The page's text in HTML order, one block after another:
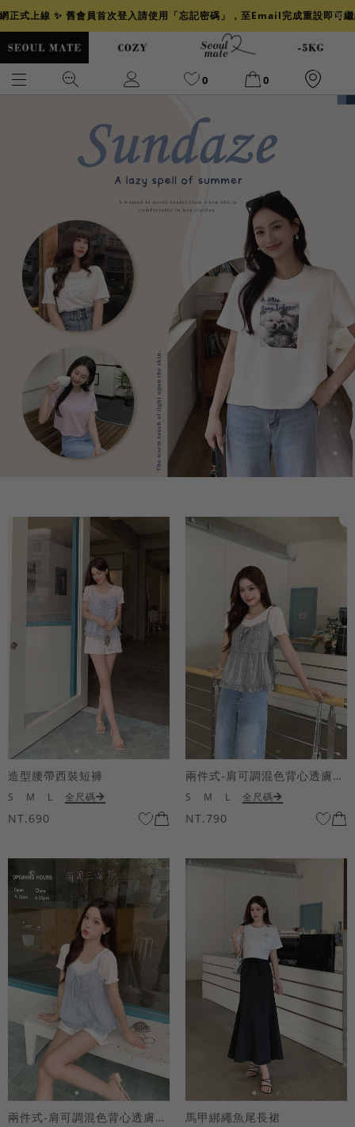
正式上線 ✨ 舊會員首次登入請使用「忘記密碼」，至Email完成重設即可
0 0
背心
透膚 小香 牛仔
襯衫 褲裙 冰感
涼感
造型腰帶西裝短褲
S M L 全尺碼
NT.690
兩件式-肩可調混色背心透膚上衣套組
S M L 全尺碼
NT.790
兩件式-肩可調混色背心透膚上衣套組 馬甲綁繩魚尾長裙